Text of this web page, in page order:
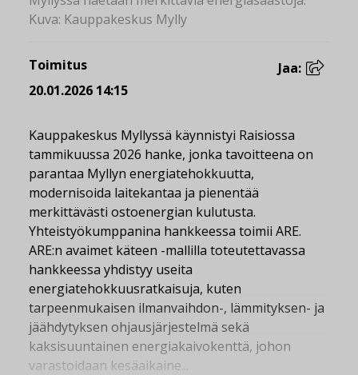
Kuva: Kauppakeskus Mylly
Toimitus
20.01.2026 14:15
Jaa:
Kauppakeskus Myllyssä käynnistyi Raisiossa
tammikuussa 2026 hanke, jonka tavoitteena on
parantaa Myllyn energiatehokkuutta,
modernisoida laitekantaa ja pienentää
merkittävästi ostoenergian kulutusta.
Yhteistyökumppanina hankkeessa toimii ARE.
ARE:n avaimet käteen -mallilla toteutettavassa
hankkeessa yhdistyy useita
energiatehokkuusratkaisuja, kuten
tarpeenmukaisen ilmanvaihdon-, lämmityksen- ja
jäähdytyksen ohjausjärjestelmä sekä
kaksisuuntainen energiakaivokenttä, johon
varastoidaan kesäaikaine...